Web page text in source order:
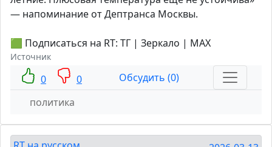
— напоминание от Дептранса Москвы.
🟩 Подписаться на RT: ТГ | Зеркало | MAX
Источник
0 0
Обсудить (0)
политика